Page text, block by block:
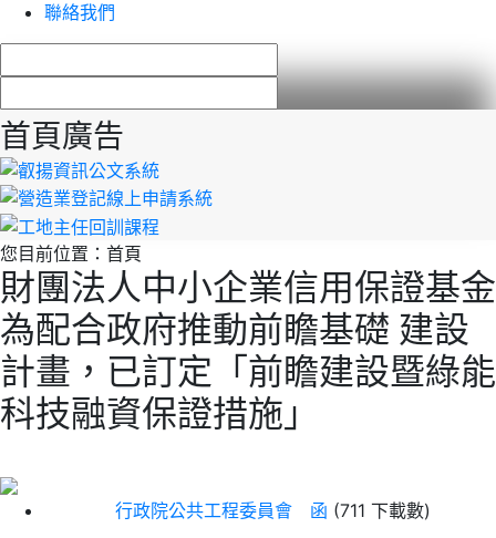
聯絡我們
首頁廣告
您目前位置： 首頁
財團法人中小企業信用保證基金
為配合政府推動前瞻基礎 建設
計畫，已訂定「前瞻建設暨綠能
科技融資保證措施」
行政院公共工程委員會 函 (711 下載數)